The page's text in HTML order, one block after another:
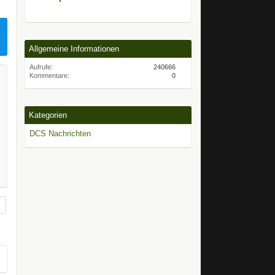
Allgemeine Informationen
Aufrufe
240666
Kommentare
0
Kategorien
DCS Nachrichten